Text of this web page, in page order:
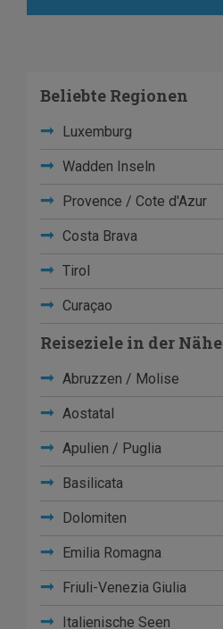
Beliebte Regionen
Luxemburg
Wadden Inseln
Provence / Cote d'Azur
Costa Brava
Tirol
Curaçao
Reiseziele in der Nähe
Abruzzen / Molise
Aostatal
Apulien / Puglia
Basilicata
Dolomiten
Emilia Romagna
Friuli-Venezia Giulia
Italienische Seen